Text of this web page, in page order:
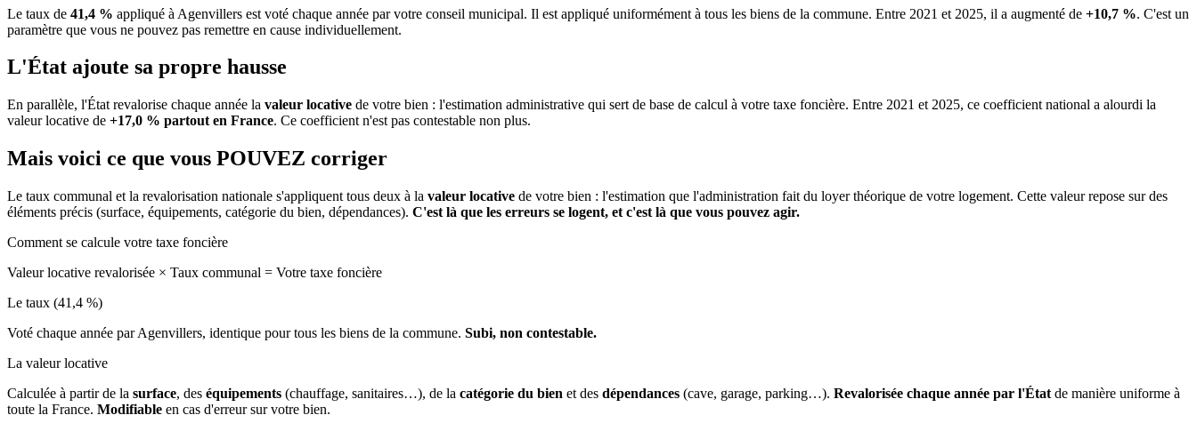
Le taux de 41,4 % appliqué à Agenvillers est voté chaque année par votre conseil municipal. Il est appliqué uniformément à tous les biens de la commune. Entre 2021 et 2025, il a augmenté de +10,7 %. C'est un
paramètre que vous ne pouvez pas remettre en cause individuellement.
L'État ajoute sa propre hausse
En parallèle, l'État revalorise chaque année la valeur locative de votre bien : l'estimation administrative qui sert de base de calcul à votre taxe foncière. Entre 2021 et 2025, ce coefficient national a alourdi la
valeur locative de +17,0 % partout en France. Ce coefficient n'est pas contestable non plus.
Mais voici ce que vous POUVEZ corriger
Le taux communal et la revalorisation nationale s'appliquent tous deux à la valeur locative de votre bien : l'estimation que l'administration fait du loyer théorique de votre logement. Cette valeur repose sur des
éléments précis (surface, équipements, catégorie du bien, dépendances). C'est là que les erreurs se logent, et c'est là que vous pouvez agir.
Comment se calcule votre taxe foncière
Valeur locative revalorisée × Taux communal = Votre taxe foncière
Le taux (41,4 %)
Voté chaque année par Agenvillers, identique pour tous les biens de la commune. Subi, non contestable.
La valeur locative
Calculée à partir de la surface, des équipements (chauffage, sanitaires…), de la catégorie du bien et des dépendances (cave, garage, parking…). Revalorisée chaque année par l'État de manière uniforme à
toute la France. Modifiable en cas d'erreur sur votre bien.